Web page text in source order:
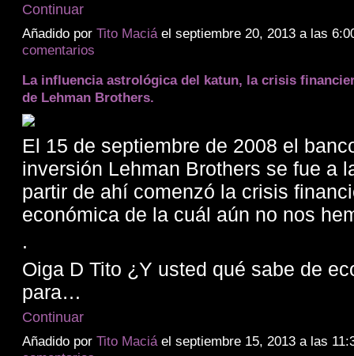
Continuar
Añadido por Tito Maciáel septiembre 20, 2013 a las
comentarios
La influencia astrológica del katun, la crisis
de Lehman Brothers.
El 15 de septiembre de 2008 el
inversión Lehman Brothers se fue a
partir de ahí comenzó la crisis
económica de la cuál aún no nos
.
Oiga D Tito ¿Y usted qué sabe de
para…
Continuar
Añadido por Tito Maciáel septiembre 15, 2013 a las